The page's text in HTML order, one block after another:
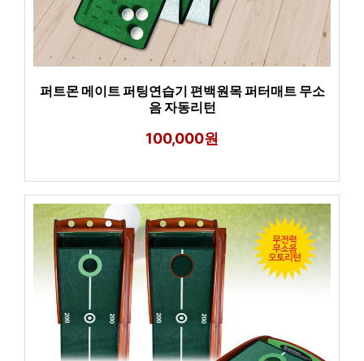
퍼트몬 메이트 퍼팅연습기 편백원목 퍼터매트 무소
음 자동리턴
100,000원